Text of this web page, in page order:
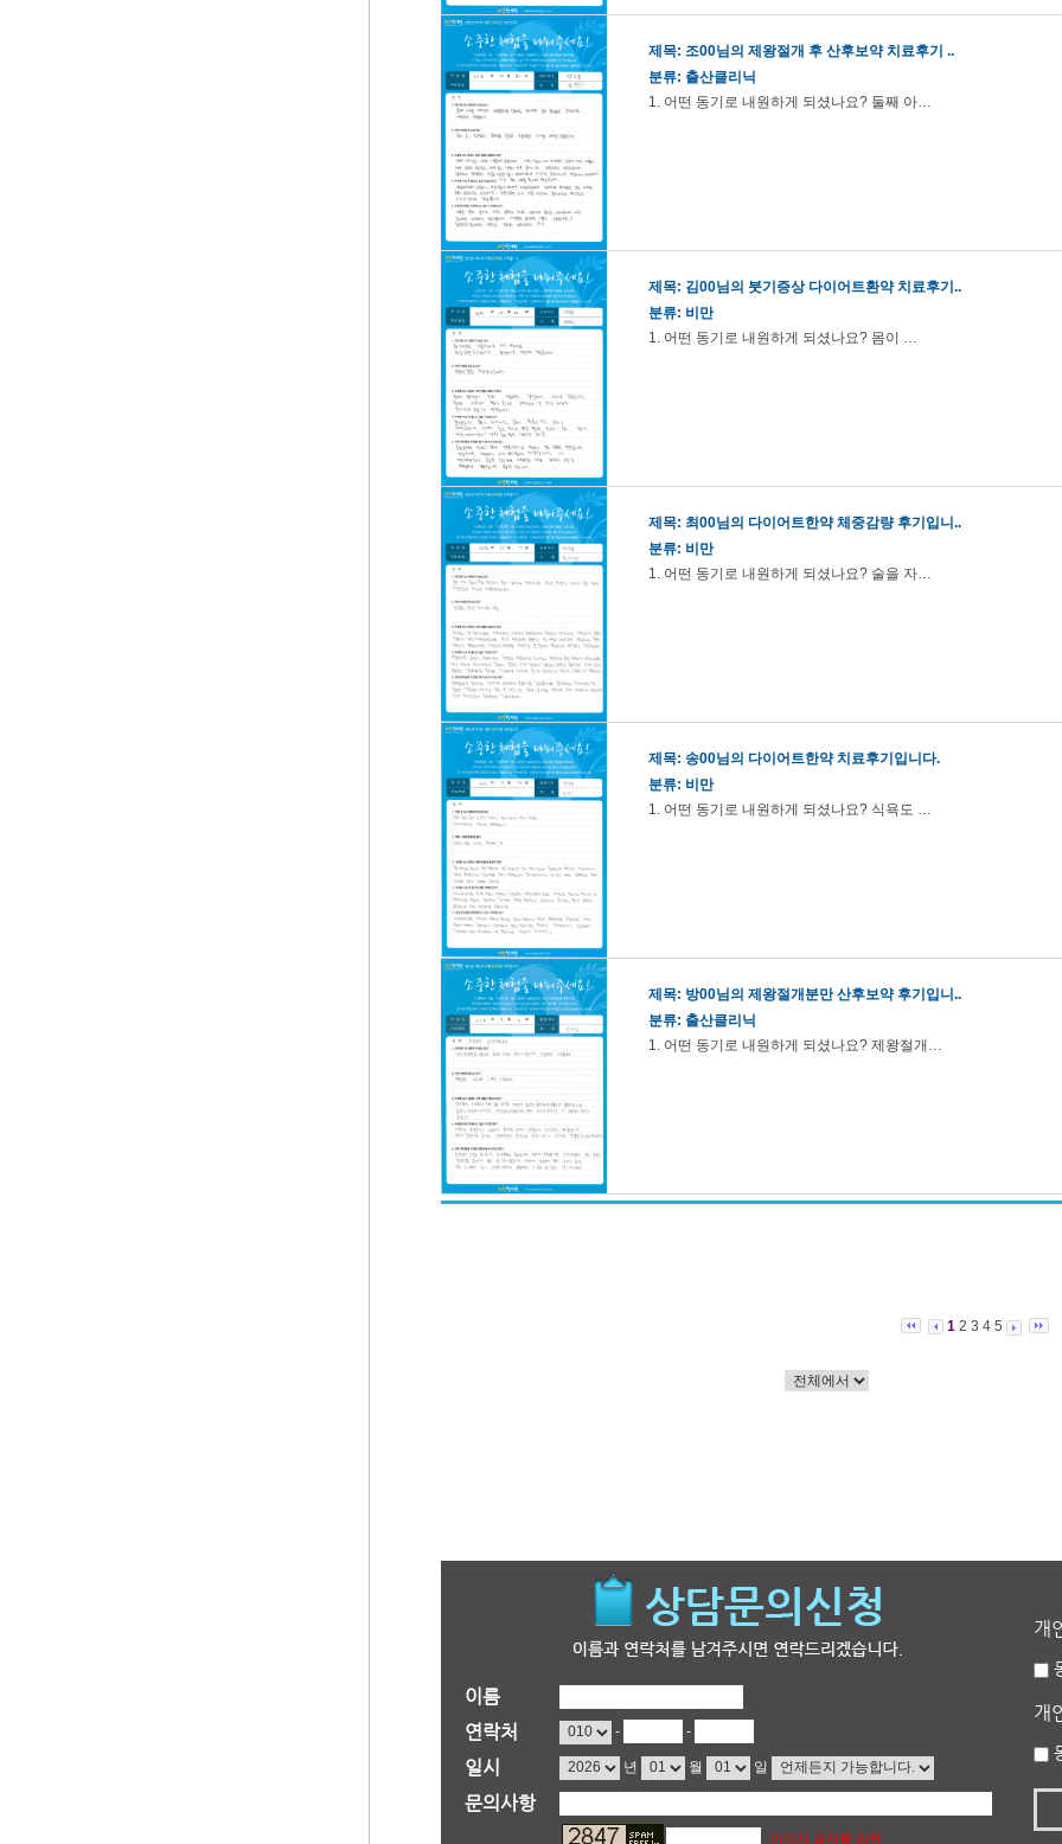
제목: 조00님의 제왕절개 후 산후보약 치료후기 ..
분류: 출산클리닉
1. 어떤 동기로 내원하게 되셨나요? 둘째 아…
제목: 김00님의 붓기증상 다이어트환약 치료후기..
분류: 비만
1. 어떤 동기로 내원하게 되셨나요? 몸이 …
제목: 최00님의 다이어트한약 체중감량 후기입니..
분류: 비만
1. 어떤 동기로 내원하게 되셨나요? 술을 자…
제목: 송00님의 다이어트한약 치료후기입니다.
분류: 비만
1. 어떤 동기로 내원하게 되셨나요? 식욕도 …
제목: 방00님의 제왕절개분만 산후보약 후기입니..
분류: 출산클리닉
1. 어떤 동기로 내원하게 되셨나요? 제왕절개…
1 2 3 4 5
이름
연락처
- -
일시 년 월 일
문의사항
이미지 글자를 입력
개
개